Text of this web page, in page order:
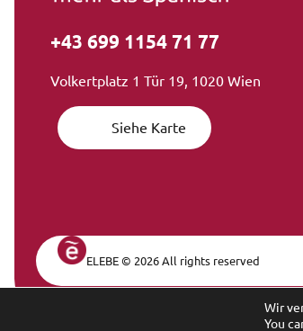
+43 699 1154 71 77
Volkertplatz 1 Tür 19, 1020 Wien
Siehe Karte
ELEBE © 2026 All rights reserved
Wir
You